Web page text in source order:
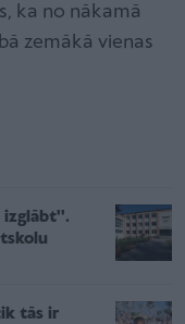
ka no nākamā
zemākā vienas
izglābt''.
tās ir